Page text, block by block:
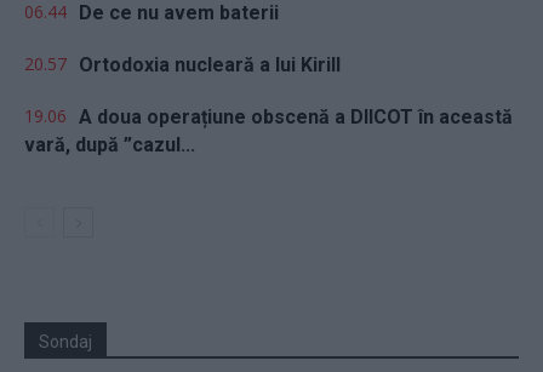
06.44 De ce nu avem baterii
20.57 Ortodoxia nucleară a lui Kirill
19.06 A doua operațiune obscenă a DIICOT în această
vară, după ”cazul...
Sondaj